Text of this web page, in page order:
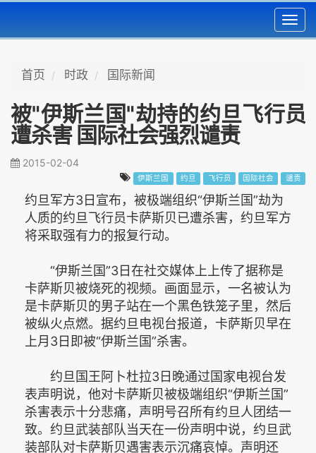
首页 时政 国际新闻
被"伊斯兰国"劫持的约旦飞行员
遭杀害 国际社会强烈谴责
2015-02-04
伊斯兰国 约旦 飞行员 国际社会 谴责
约旦军方3日宣布，被极端组织“伊斯兰国”劫为
人质的约旦飞行员卡萨斯贝已遭杀害，约旦军方
将采取强有力的报复行动。
“伊斯兰国”3日在社交媒体上上传了据称是
卡萨斯贝被烧死的视频。画面显示，一名被认为
是卡萨斯贝的男子站在一个黑色铁笼子里，然后
被纵火点燃。据约旦电视台报道，卡萨斯贝早在
上月3日即被“伊斯兰国”杀害。
约旦国王阿卜杜拉3日晚通过国家电视台发
表声明说，他对卡萨斯贝被极端组织“伊斯兰国”
杀害表示十分悲痛，声明号召所有约旦人团结一
致。约旦武装部队当天在一份声明中说，约旦武
装部队对卡萨斯贝遇害表示沉痛哀悼。声明还